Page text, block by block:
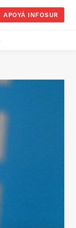
APOYÁ INFOSUR